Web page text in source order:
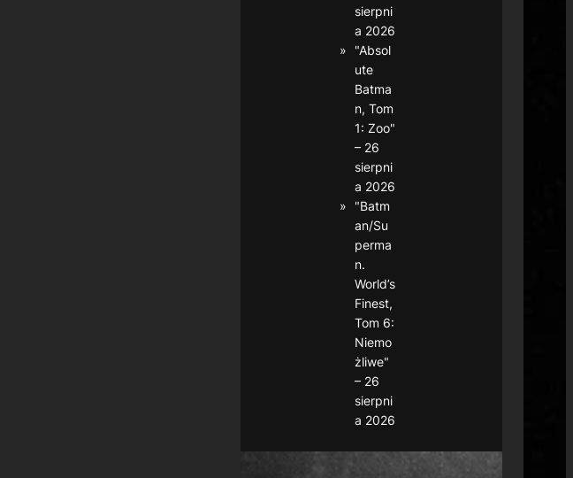
sierpni
a 2026
"Absol
ute
Batma
n, Tom
1: Zoo"
– 26
sierpni
a 2026
"Batm
an/Su
perma
n.
World’s
Finest,
Tom 6:
Niemo
żliwe"
– 26
sierpni
a 2026